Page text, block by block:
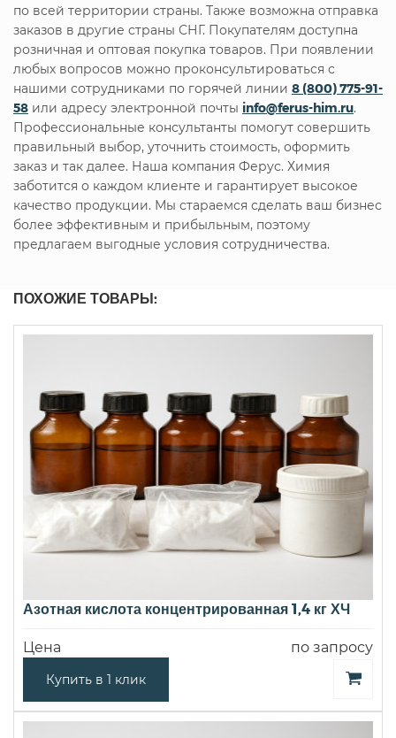
по всей территории страны. Также возможна отправка
заказов в другие страны СНГ. Покупателям доступна
розничная и оптовая покупка товаров. При появлении
любых вопросов можно проконсультироваться с
нашими сотрудниками по горячей линии 8 (800) 775-91-
58 или адресу электронной почты info@ferus-him.ru.
Профессиональные консультанты помогут совершить
правильный выбор, уточнить стоимость, оформить
заказ и так далее. Наша компания Ферус. Химия
заботится о каждом клиенте и гарантирует высокое
качество продукции. Мы стараемся сделать ваш бизнес
более эффективным и прибыльным, поэтому
предлагаем выгодные условия сотрудничества.
ПОХОЖИЕ ТОВАРЫ:
Азотная кислота концентрированная 1,4 кг ХЧ
Цена по запросу
Купить в 1 клик